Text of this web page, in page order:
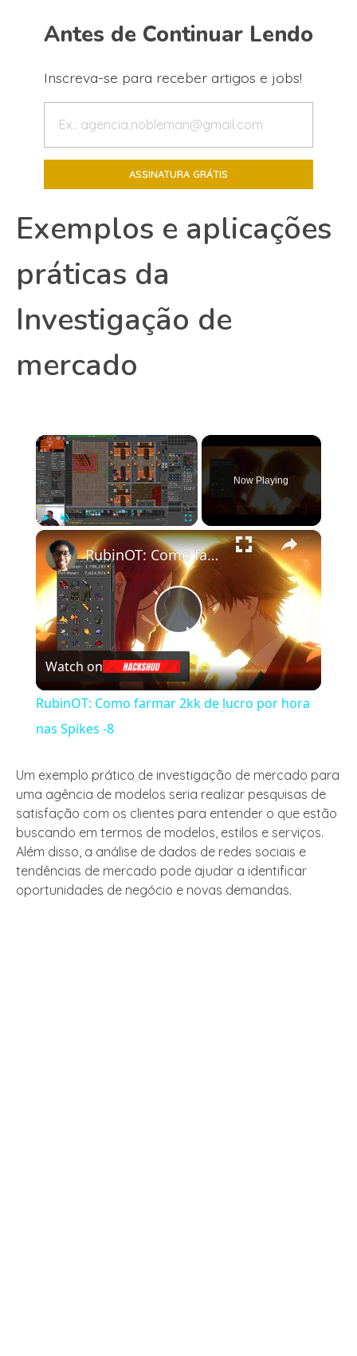
Antes de Continuar Lendo
Inscreva-se para receber artigos e jobs!
Exemplos e aplicações
práticas da
Investigação de
mercado
×
Fullscreen
Now Playing
×
Play
Video
RubinOT: Como farmar 2kk de lucro por hora nas Spikes -8
Watch on
RubinOT: Como farmar 2kk de lucro por hora
nas Spikes -8
Um exemplo prático de investigação de mercado para
uma agência de modelos seria realizar pesquisas de
satisfação com os clientes para entender o que estão
buscando em termos de modelos, estilos e serviços.
Além disso, a análise de dados de redes sociais e
tendências de mercado pode ajudar a identificar
oportunidades de negócio e novas demandas.